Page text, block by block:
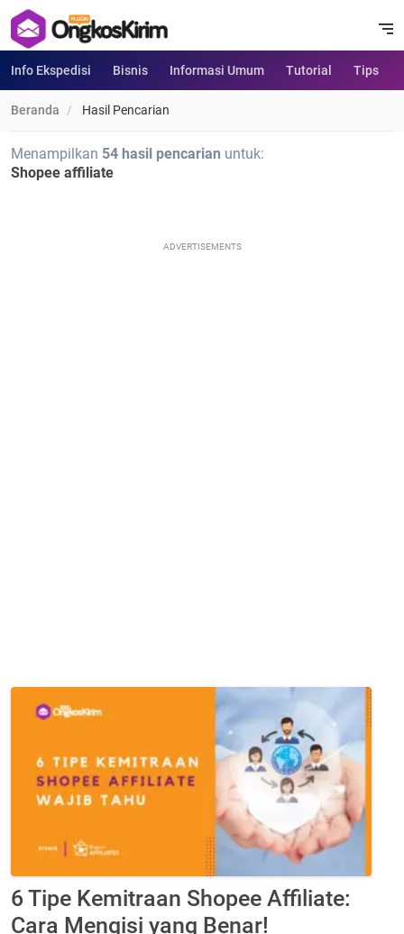
Info Ekspedisi Bisnis Informasi Umum Tutorial Tips
Beranda Hasil Pencarian
Menampilkan 54 hasil pencarian untuk:
Shopee affiliate
ADVERTISEMENTS
6 Tipe Kemitraan Shopee Affiliate:
Cara Mengisi yang Benar!